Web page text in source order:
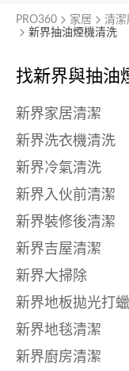
找新界與抽油
新界家居清潔
新界洗衣機清洗
新界冷氣清洗
新界入伙前清潔
新界裝修後清潔
新界吉屋清潔
新界大掃除
新界地板拋光打蠟
新界地毯清潔
新界廚房清潔
PRO360 家居 清潔
新界抽油煙機清洗